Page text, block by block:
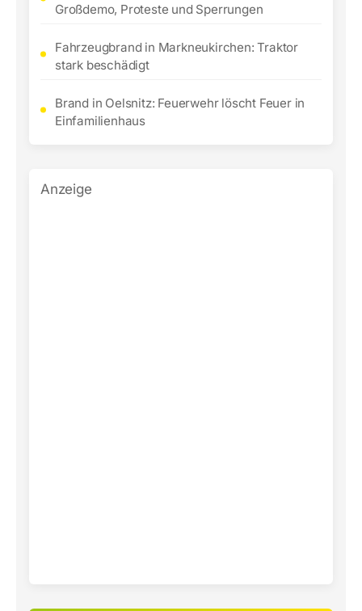
Großdemo, Proteste und Sperrungen
Fahrzeugbrand in Markneukirchen: Traktor
stark beschädigt
Brand in Oelsnitz: Feuerwehr löscht Feuer in
Einfamilienhaus
Anzeige